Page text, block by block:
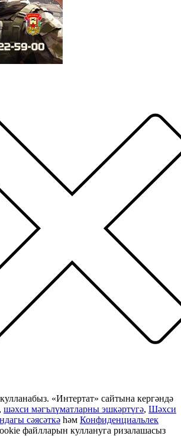
«Интертат» сайтына кергәндә
шәхси мәгълүматларны эшкәртүгә, Шәхси
сәясәткә һәм Конфиденциальлек
файлларын куллануга ризалашасыз